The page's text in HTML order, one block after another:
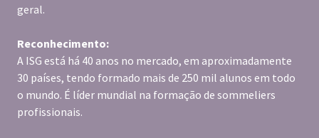
geral.
Reconhecimento:
A ISG está há 40 anos no mercado, em aproximadamente
30 países, tendo formado mais de 250 mil alunos em todo
o mundo. É líder mundial na formação de sommeliers
profissionais.